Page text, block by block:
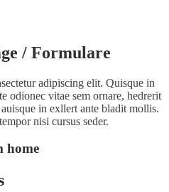
/ Formulare
adipiscing elit. Quisque in
odionec vitae sem ornare, hedrerit
in exllert ante bladit mollis.
nisi cursus seder.
home